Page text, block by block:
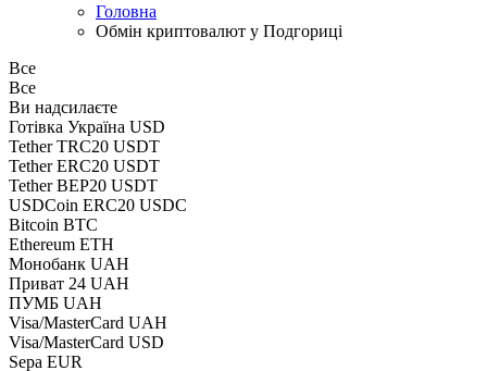
Головна
Обмін криптовалют у Подгориці
Все
Все
Ви надсилаєте
Готівка Україна USD
Tether TRC20 USDT
Tether ERC20 USDT
Tether BEP20 USDT
USDCoin ERC20 USDC
Bitcoin BTC
Ethereum ETH
Монобанк UAH
Приват 24 UAH
ПУМБ UAH
Visa/MasterCard UAH
Visa/MasterCard USD
Sepa EUR